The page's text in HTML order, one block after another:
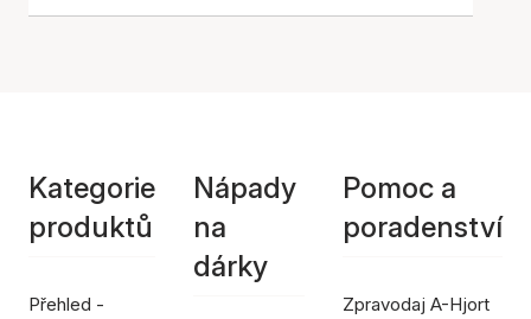
Kategorie
produktů
Přehled -
Nápady
na
dárky
Pomoc a
poradenství
Zpravodaj A-Hjort